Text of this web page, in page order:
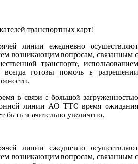
линии ежедневно осуществляют
возникающим вопросам, связанным с
транспорте, использованием
всегда готовы помочь в разрешении
в связи с большой загруженностью
линии АО ТТС время ожидания
быть значительно увеличено.
линии ежедневно осуществляют
возникающим вопросам, связанным с